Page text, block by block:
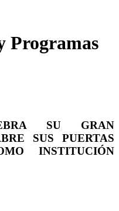
Programas
SU GRAN
SUS PUERTAS
INSTITUCIÓN